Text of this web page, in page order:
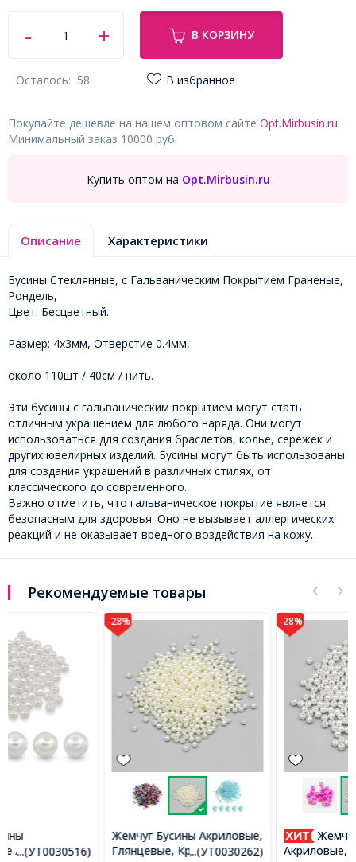
В КОРЗИНУ
Осталось: 58 В избранное
Покупайте дешевле на нашем оптовом сайте Opt.Mirbusin.ru
Минимальный заказ 10000 руб.
Купить оптом на Opt.Mirbusin.ru
Описание Характеристики
Бусины Стеклянные, с Гальваническим Покрытием Граненые,
Рондель,
Цвет: Бесцветный.
Размер: 4х3мм, Отверстие 0.4мм,
около 110шт / 40см / нить.
Эти бусины с гальваническим покрытием могут стать
отличным украшением для любого наряда. Они могут
использоваться для создания браслетов, колье, сережек и
других ювелирных изделий. Бусины могут быть использованы
для создания украшений в различных стилях, от
классического до современного.
Важно отметить, что гальваническое покрытие является
безопасным для здоровья. Оно не вызывает аллергических
реакций и не оказывает вредного воздействия на кожу.
Рекомендуемые товары
...(УТ0030262)
Жемчуг Бусины Акриловые,
Глянцевые, Круглые,
-28%
...(УТ0030198)
Жемчуг Бусины
Акриловые, Глянцевые,